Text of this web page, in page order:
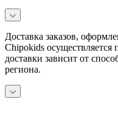
Доставка заказов,
Chipokids осуществляется
доставки зависит от
региона.